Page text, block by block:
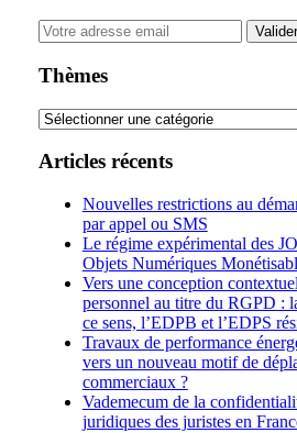
Your
Thèmes
Thèmes
Articles récents
Nouvelles restrictions au
par appel ou SMS
Le régime expérimental des
Objets Numériques
Vers une conception
personnel au titre du RGPD :
ce sens, l’EDPB et l’EDPS
Travaux de performance
vers un nouveau motif de
commerciaux ?
Vademecum de la
juridiques des juristes en